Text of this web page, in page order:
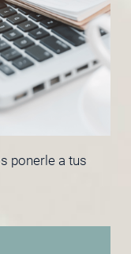
ponerle a tus